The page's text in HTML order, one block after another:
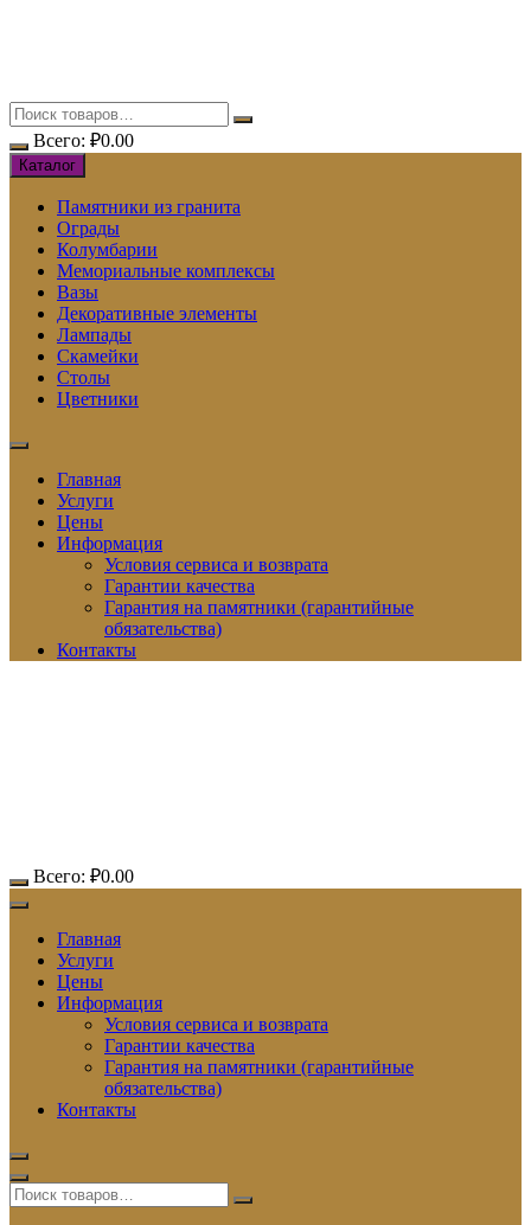
Всего: ₽0.00
Каталог
Памятники из гранита
Ограды
Колумбарии
Мемориальные комплексы
Вазы
Декоративные элементы
Лампады
Скамейки
Столы
Цветники
Главная
Услуги
Цены
Информация
Условия сервиса и возврата
Гарантии качества
Гарантия на памятники (гарантийные
обязательства)
Контакты
Всего: ₽0.00
Главная
Услуги
Цены
Информация
Условия сервиса и возврата
Гарантии качества
Гарантия на памятники (гарантийные
обязательства)
Контакты